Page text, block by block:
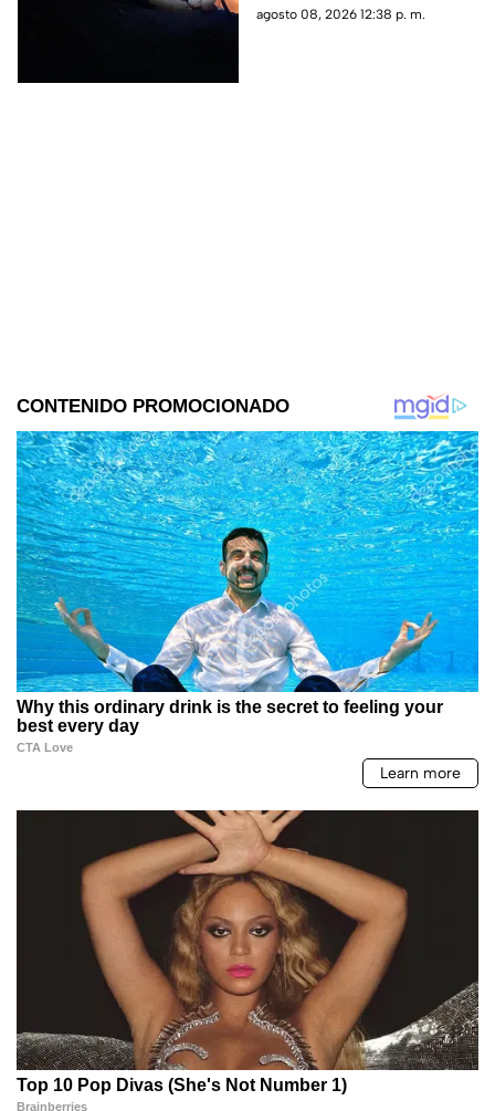
no se reportaron personas
agosto 08, 2026 12:38 p. m.